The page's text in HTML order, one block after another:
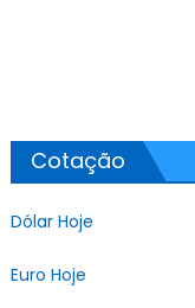
Cotação
Dólar Hoje
Euro Hoje